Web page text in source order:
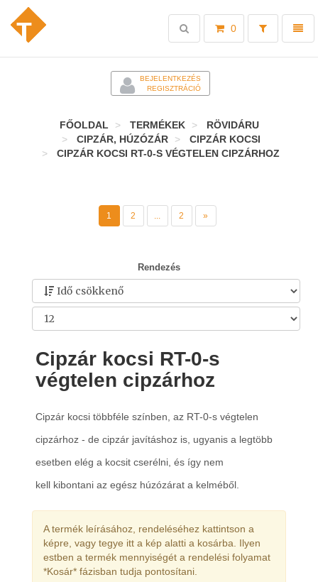
Toggle
0
Toggle
search
BEJELENTKEZÉS
REGISZTRÁCIÓ
FŐOLDAL TERMÉKEK
RÖVIDÁRU
CIPZÁR, HÚZÓZÁR
CIPZÁR KOCSI
CIPZÁR KOCSI RT-0-S VÉGTELEN CIPZÁRHOZ
1 2 ... 2 »
Rendezés
Cipzár kocsi RT-0-s
végtelen cipzárhoz
Cipzár kocsi többféle színben, az RT-0-s végtelen
cipzárhoz - de cipzár javításhoz is, ugyanis a legtöbb
esetben elég a kocsit cserélni, és így nem
kell kibontani az egész húzózárat a kelméből.
A termék leírásához, rendeléséhez kattintson a
képre, vagy tegye itt a kép alatti a kosárba. Ilyen
estben a termék mennyiségét a rendelési folyamat
*Kosár* fázisban tudja pontosítani.